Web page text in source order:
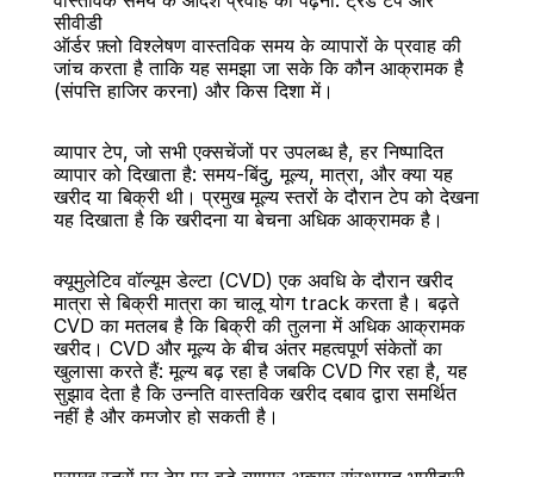
सीवीडी
ऑर्डर फ़्लो विश्लेषण वास्तविक समय के व्यापारों के प्रवाह की
जांच करता है ताकि यह समझा जा सके कि कौन आक्रामक है
(संपत्ति हाजिर करना) और किस दिशा में।
व्यापार टेप, जो सभी एक्सचेंजों पर उपलब्ध है, हर निष्पादित
व्यापार को दिखाता है: समय-बिंदु, मूल्य, मात्रा, और क्या यह
खरीद या बिक्री थी। प्रमुख मूल्य स्तरों के दौरान टेप को देखना
यह दिखाता है कि खरीदना या बेचना अधिक आक्रामक है।
क्यूमुलेटिव वॉल्यूम डेल्टा (CVD) एक अवधि के दौरान खरीद
मात्रा से बिक्री मात्रा का चालू योग track करता है। बढ़ते
CVD का मतलब है कि बिक्री की तुलना में अधिक आक्रामक
खरीद। CVD और मूल्य के बीच अंतर महत्वपूर्ण संकेतों का
खुलासा करते हैं: मूल्य बढ़ रहा है जबकि CVD गिर रहा है, यह
सुझाव देता है कि उन्नति वास्तविक खरीद दबाव द्वारा समर्थित
नहीं है और कमजोर हो सकती है।